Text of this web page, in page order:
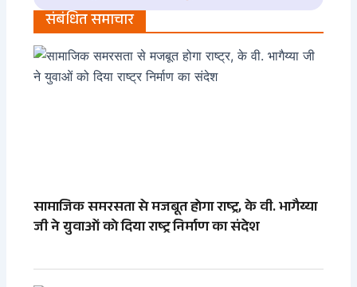
संबंधित समाचार
सामाजिक समरसता से मजबूत होगा राष्ट्र, के वी. भागैय्या
जी ने युवाओं को दिया राष्ट्र निर्माण का संदेश